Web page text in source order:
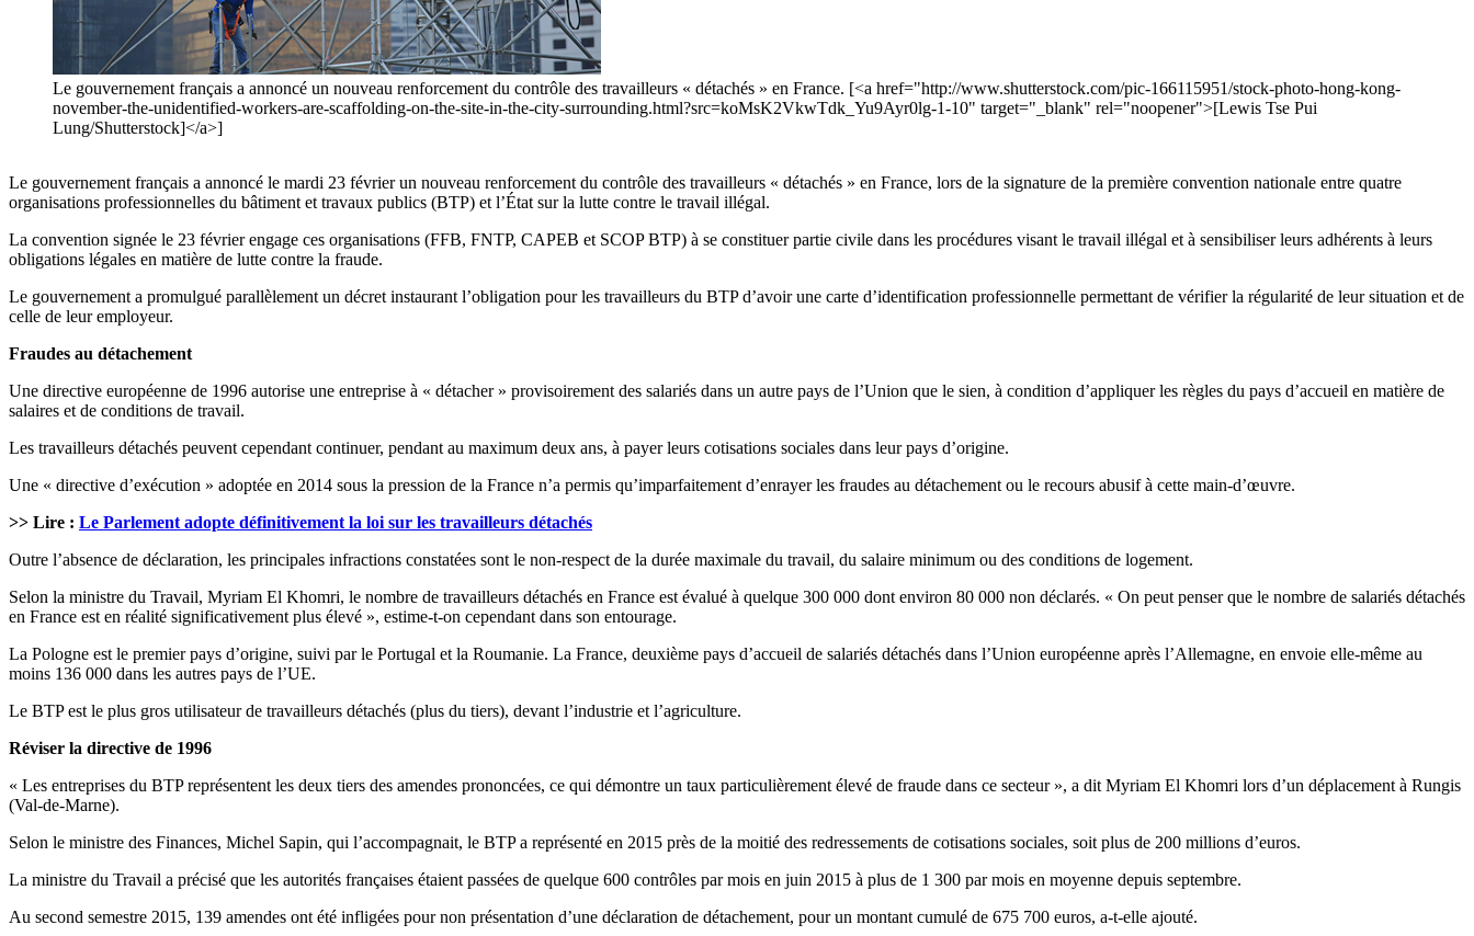
Le gouvernement français a annoncé un nouveau renforcement du contrôle des travailleurs « détachés » en France. [<a href="http://www.shutterstock.com/pic-166115951/stock-photo-hong-kong-
november-the-unidentified-workers-are-scaffolding-on-the-site-in-the-city-surrounding.html?src=koMsK2VkwTdk_Yu9Ayr0lg-1-10" target="_blank" rel="noopener">[Lewis Tse Pui
Lung/Shutterstock]</a>]
Le gouvernement français a annoncé le mardi 23 février un nouveau renforcement du contrôle des travailleurs « détachés » en France, lors de la signature de la première convention nationale entre quatre
organisations professionnelles du bâtiment et travaux publics (BTP) et l’État sur la lutte contre le travail illégal.
La convention signée le 23 février engage ces organisations (FFB, FNTP, CAPEB et SCOP BTP) à se constituer partie civile dans les procédures visant le travail illégal et à sensibiliser leurs adhérents à leurs
obligations légales en matière de lutte contre la fraude.
Le gouvernement a promulgué parallèlement un décret instaurant l’obligation pour les travailleurs du BTP d’avoir une carte d’identification professionnelle permettant de vérifier la régularité de leur situation et de
celle de leur employeur.
Fraudes au détachement
Une directive européenne de 1996 autorise une entreprise à « détacher » provisoirement des salariés dans un autre pays de l’Union que le sien, à condition d’appliquer les règles du pays d’accueil en matière de
salaires et de conditions de travail.
Les travailleurs détachés peuvent cependant continuer, pendant au maximum deux ans, à payer leurs cotisations sociales dans leur pays d’origine.
Une « directive d’exécution » adoptée en 2014 sous la pression de la France n’a permis qu’imparfaitement d’enrayer les fraudes au détachement ou le recours abusif à cette main-d’œuvre.
>> Lire : Le Parlement adopte définitivement la loi sur les travailleurs détachés
Outre l’absence de déclaration, les principales infractions constatées sont le non-respect de la durée maximale du travail, du salaire minimum ou des conditions de logement.
Selon la ministre du Travail, Myriam El Khomri, le nombre de travailleurs détachés en France est évalué à quelque 300 000 dont environ 80 000 non déclarés. « On peut penser que le nombre de salariés détachés
en France est en réalité significativement plus élevé », estime-t-on cependant dans son entourage.
La Pologne est le premier pays d’origine, suivi par le Portugal et la Roumanie. La France, deuxième pays d’accueil de salariés détachés dans l’Union européenne après l’Allemagne, en envoie elle-même au
moins 136 000 dans les autres pays de l’UE.
Le BTP est le plus gros utilisateur de travailleurs détachés (plus du tiers), devant l’industrie et l’agriculture.
Réviser la directive de 1996
« Les entreprises du BTP représentent les deux tiers des amendes prononcées, ce qui démontre un taux particulièrement élevé de fraude dans ce secteur », a dit Myriam El Khomri lors d’un déplacement à Rungis
(Val-de-Marne).
Selon le ministre des Finances, Michel Sapin, qui l’accompagnait, le BTP a représenté en 2015 près de la moitié des redressements de cotisations sociales, soit plus de 200 millions d’euros.
La ministre du Travail a précisé que les autorités françaises étaient passées de quelque 600 contrôles par mois en juin 2015 à plus de 1 300 par mois en moyenne depuis septembre.
Au second semestre 2015, 139 amendes ont été infligées pour non présentation d’une déclaration de détachement, pour un montant cumulé de 675 700 euros, a-t-elle ajouté.